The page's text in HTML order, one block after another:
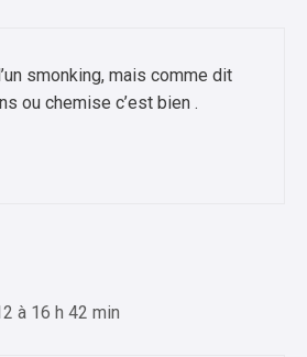
smonking, mais comme dit
ou chemise c’est bien .
à 16 h 42 min